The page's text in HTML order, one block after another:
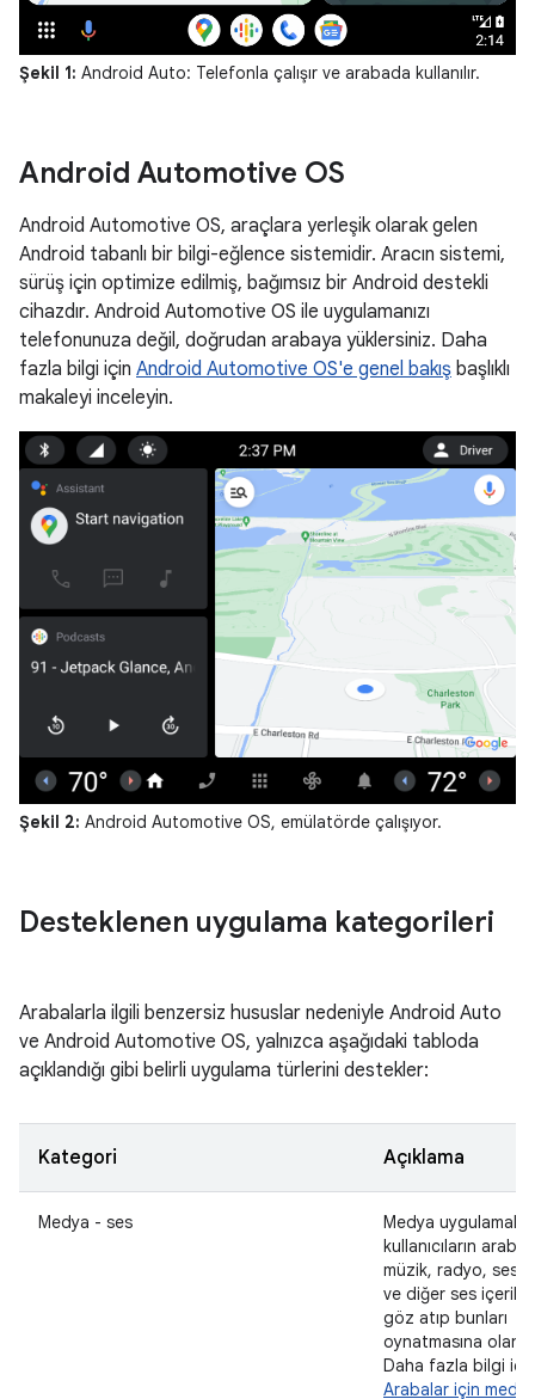
Şekil 1: Android Auto: Telefonla çalışır ve arabada kullanılır.
Android Automotive OS
Android Automotive OS, araçlara yerleşik olarak gelen
Android tabanlı bir bilgi-eğlence sistemidir. Aracın sistemi,
sürüş için optimize edilmiş, bağımsız bir Android destekli
cihazdır. Android Automotive OS ile uygulamanızı
telefonunuza değil, doğrudan arabaya yüklersiniz. Daha
fazla bilgi için Android Automotive OS'e genel bakış başlıklı
makaleyi inceleyin.
Şekil 2: Android Automotive OS, emülatörde çalışıyor.
Desteklenen uygulama kategorileri
Arabalarla ilgili benzersiz hususlar nedeniyle Android Auto
ve Android Automotive OS, yalnızca aşağıdaki tabloda
açıklandığı gibi belirli uygulama türlerini destekler:
Kategori Açıklama
Medya - ses
Medya
kullanıcıların
müzik, radyo, sesli
ve diğer ses
göz atıp bunları
oynatmasına
Daha fazla bilgi için
Arabalar için medya